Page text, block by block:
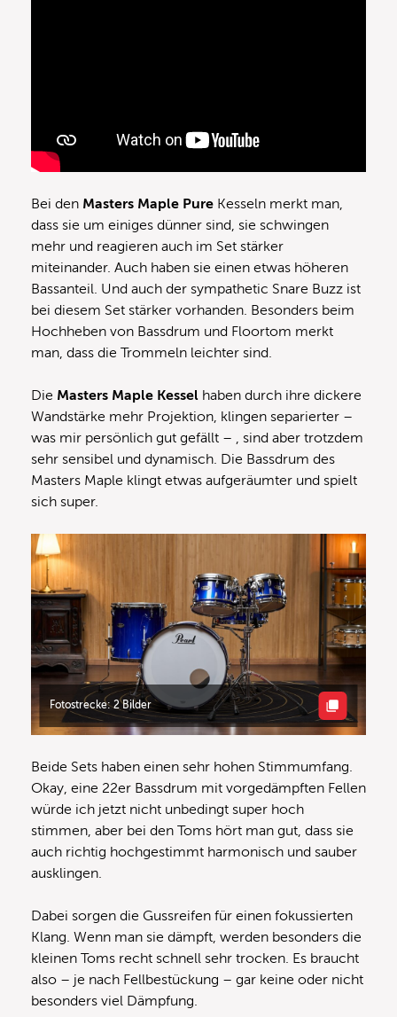
Bei den Masters Maple Pure Kesseln merkt man,
dass sie um einiges dünner sind, sie schwingen
mehr und reagieren auch im Set stärker
miteinander. Auch haben sie einen etwas höheren
Bassanteil. Und auch der sympathetic Snare Buzz ist
bei diesem Set stärker vorhanden. Besonders beim
Hochheben von Bassdrum und Floortom merkt
man, dass die Trommeln leichter sind.
Die Masters Maple Kessel haben durch ihre dickere
Wandstärke mehr Projektion, klingen separierter –
was mir persönlich gut gefällt – , sind aber trotzdem
sehr sensibel und dynamisch. Die Bassdrum des
Masters Maple klingt etwas aufgeräumter und spielt
sich super.
Fotostrecke: 2 Bilder
Beide Sets haben einen sehr hohen Stimmumfang.
Okay, eine 22er Bassdrum mit vorgedämpften Fellen
würde ich jetzt nicht unbedingt super hoch
stimmen, aber bei den Toms hört man gut, dass sie
auch richtig hochgestimmt harmonisch und sauber
ausklingen.
Dabei sorgen die Gussreifen für einen fokussierten
Klang. Wenn man sie dämpft, werden besonders die
kleinen Toms recht schnell sehr trocken. Es braucht
also – je nach Fellbestückung – gar keine oder nicht
besonders viel Dämpfung.